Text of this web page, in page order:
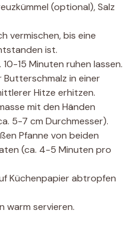
(optional), Salz
vermischen, bis eine
ist.
15 Minuten ruhen lassen.
in einer
Hitze erhitzen.
mit den Händen
5-7 cm Durchmesser).
Pfanne von beiden
(ca. 4-5 Minuten pro
Küchenpapier abtropfen
warm servieren.